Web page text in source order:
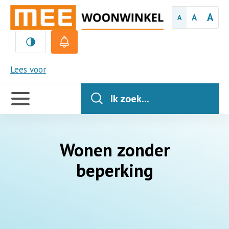
A A A
Lees voor
MEE
Handige
links
Ik zoek...
Wonen zonder
beperking